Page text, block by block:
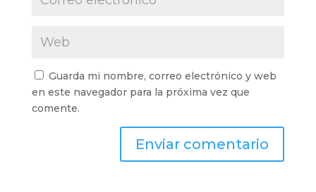
Guarda mi nombre, correo electrónico y web
en este navegador para la próxima vez que
comente.